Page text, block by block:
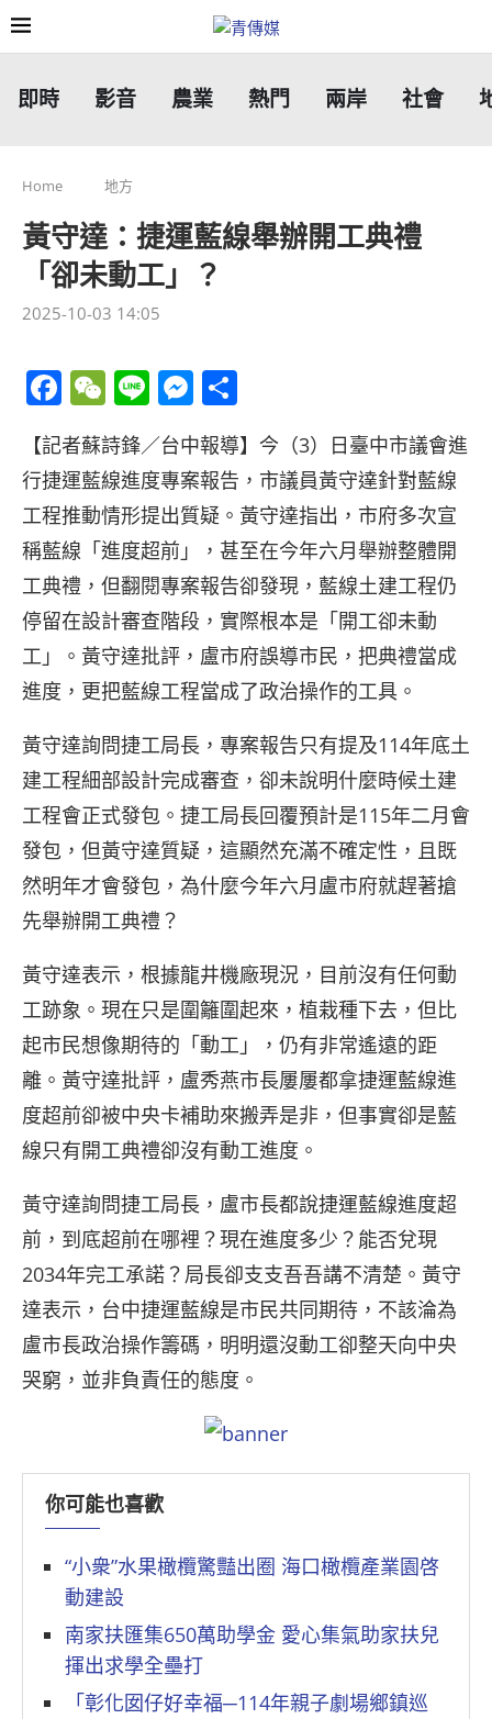
即時 影音 農業 熱門 兩岸 社會
Home 地方
黃守達：捷運藍線舉辦開工典禮
「卻未動工」？
2025-10-03 14:05
Facebook
WeChat
LineMessenger
享
【記者蘇詩鋒／台中報導】今（3）日臺中市議會進
行捷運藍線進度專案報告，市議員黃守達針對藍線
工程推動情形提出質疑。黃守達指出，市府多次宣
稱藍線「進度超前」，甚至在今年六月舉辦整體開
工典禮，但翻閱專案報告卻發現，藍線土建工程仍
停留在設計審查階段，實際根本是「開工卻未動
工」。黃守達批評，盧市府誤導市民，把典禮當成
進度，更把藍線工程當成了政治操作的工具。
黃守達詢問捷工局長，專案報告只有提及114年底土
建工程細部設計完成審查，卻未說明什麼時候土建
工程會正式發包。捷工局長回覆預計是115年二月會
發包，但黃守達質疑，這顯然充滿不確定性，且既
然明年才會發包，為什麼今年六月盧市府就趕著搶
先舉辦開工典禮？
黃守達表示，根據龍井機廠現況，目前沒有任何動
工跡象。現在只是圍籬圍起來，植栽種下去，但比
起市民想像期待的「動工」，仍有非常遙遠的距
離。黃守達批評，盧秀燕市長屢屢都拿捷運藍線進
度超前卻被中央卡補助來搬弄是非，但事實卻是藍
線只有開工典禮卻沒有動工進度。
黃守達詢問捷工局長，盧市長都說捷運藍線進度超
前，到底超前在哪裡？現在進度多少？能否兌現
2034年完工承諾？局長卻支支吾吾講不清楚。黃守
達表示，台中捷運藍線是市民共同期待，不該淪為
盧市長政治操作籌碼，明明還沒動工卻整天向中央
哭窮，並非負責任的態度。
你可能也喜歡
“小衆”水果橄欖驚豔出圈 海口橄欖產業園啓
動建設
南家扶匯集650萬助學金 愛心集氣助家扶兒
揮出求學全壘打
「彰化囡仔好幸福─114年親子劇場鄉鎮巡